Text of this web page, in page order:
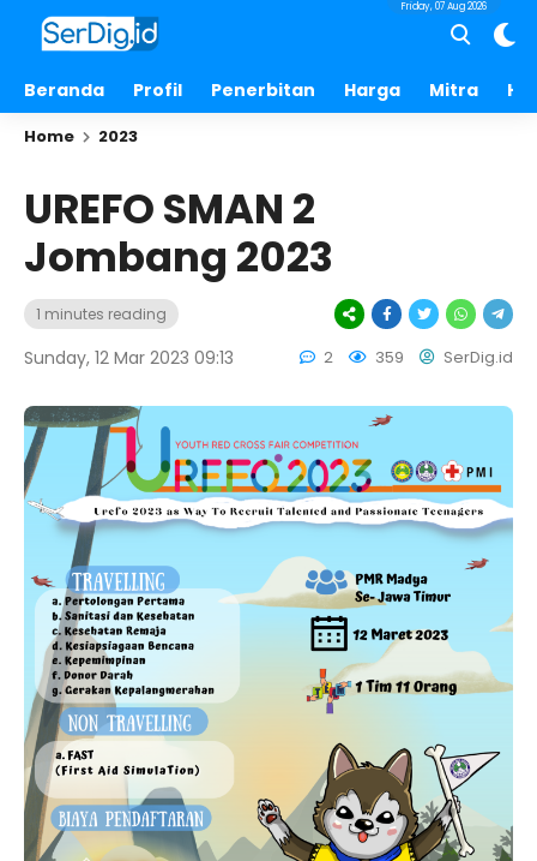
Beranda Profil Penerbitan Harga Mitra
Friday, 07 Aug 2026
Home 2023
UREFO SMAN 2
Jombang 2023
1 minutes reading
Sunday, 12 Mar 2023 09:13 2 359 SerDig.id